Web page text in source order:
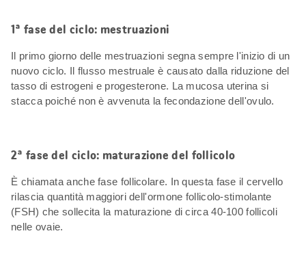
1ª fase del ciclo: mestruazioni
Il primo giorno delle mestruazioni segna sempre l'inizio di un
nuovo ciclo. Il flusso mestruale è causato dalla riduzione del
tasso di estrogeni e progesterone. La mucosa uterina si
stacca poiché non è avvenuta la fecondazione dell'ovulo.
2ª fase del ciclo: maturazione del follicolo
È chiamata anche fase follicolare. In questa fase il cervello
rilascia quantità maggiori dell'ormone follicolo-stimolante
(FSH) che sollecita la maturazione di circa 40-100 follicoli
nelle ovaie.